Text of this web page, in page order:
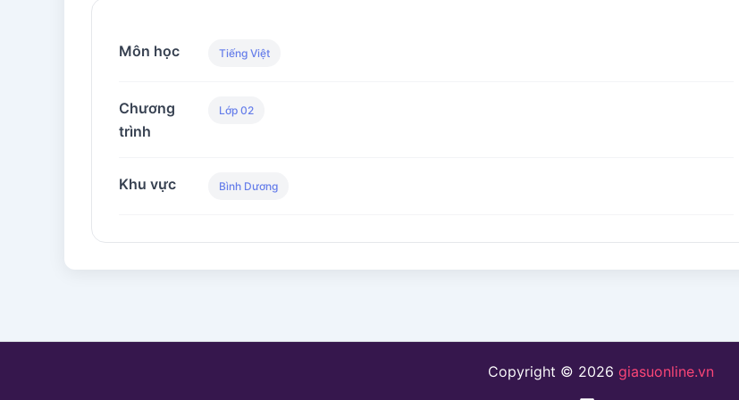
Môn học Tiếng Việt
Chương
trình
Lớp 02
Khu vực Bình Dương
Copyright © 2026 giasuonline.vn